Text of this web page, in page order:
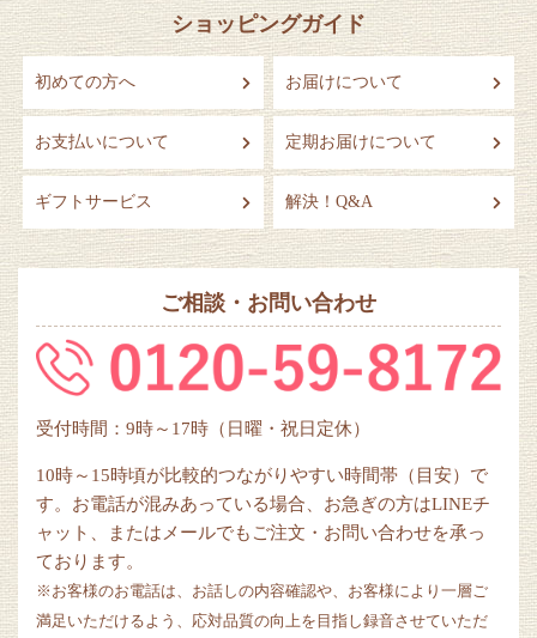
ショッピングガイド
初めての方へ お届けについて
お支払いについて 定期お届けについて
ギフトサービス 解決！Q&A
ご相談・お問い合わせ
受付時間：9時～17時（日曜・祝日定休）
10時～15時頃が比較的つながりやすい時間帯（目安）で
す。お電話が混みあっている場合、お急ぎの方はLINEチ
ャット、またはメールでもご注文・お問い合わせを承っ
ております。
※お客様のお電話は、お話しの内容確認や、お客様により一層ご
満足いただけるよう、応対品質の向上を目指し録音させていただ